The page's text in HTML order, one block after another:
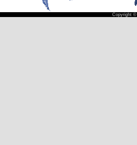
Copyright ©